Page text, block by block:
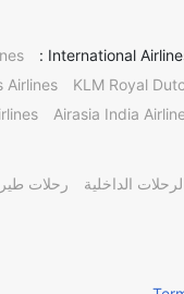
International
KLM Royal
Airlines
Airasia India
الداخلية رحلات